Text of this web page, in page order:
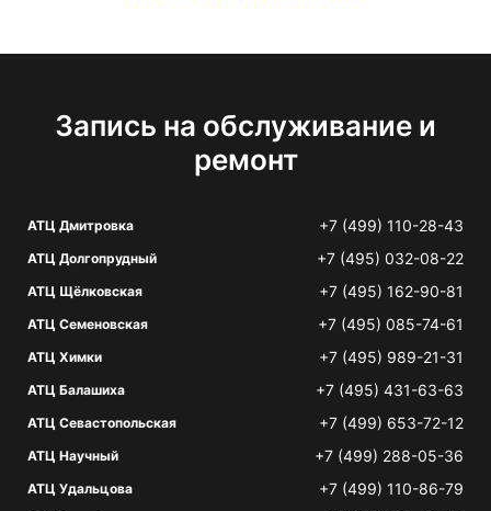
Запись на обслуживание и
ремонт
АТЦ Дмитровка +7 (499) 110-28-43
АТЦ Долгопрудный +7 (495) 032-08-22
АТЦ Щёлковская +7 (495) 162-90-81
АТЦ Семеновская +7 (495) 085-74-61
АТЦ Химки +7 (495) 989-21-31
АТЦ Балашиха +7 (495) 431-63-63
АТЦ Севастопольская +7 (499) 653-72-12
АТЦ Научный +7 (499) 288-05-36
АТЦ Удальцова +7 (499) 110-86-79